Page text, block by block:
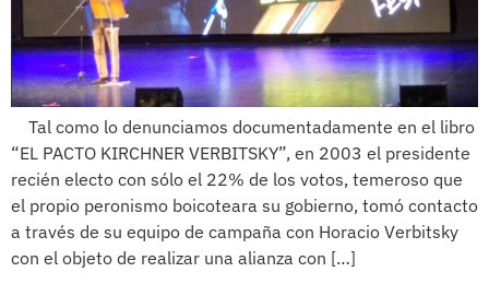
Tal como lo denunciamos documentadamente en el libro
“EL PACTO KIRCHNER VERBITSKY”, en 2003 el presidente
recién electo con sólo el 22% de los votos, temeroso que
el propio peronismo boicoteara su gobierno, tomó contacto
a través de su equipo de campaña con Horacio Verbitsky
con el objeto de realizar una alianza con […]